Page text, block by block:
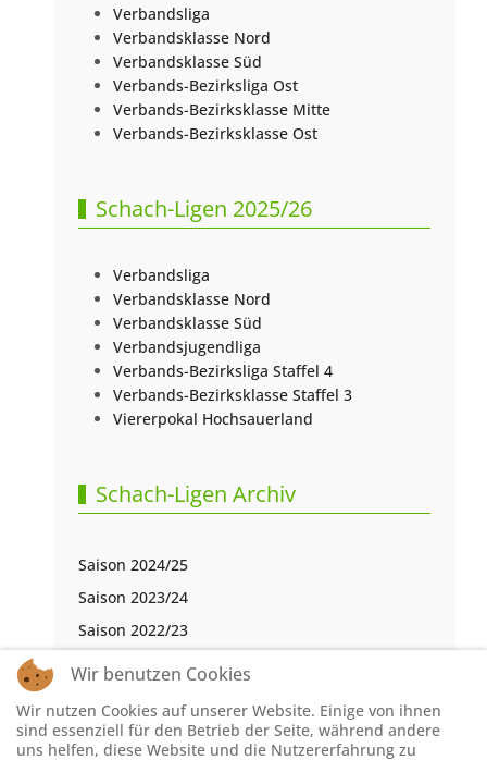
Verbandsliga
Verbandsklasse Nord
Verbandsklasse Süd
Verbands-Bezirksliga Ost
Verbands-Bezirksklasse Mitte
Verbands-Bezirksklasse Ost
Schach-Ligen 2025/26
Verbandsliga
Verbandsklasse Nord
Verbandsklasse Süd
Verbandsjugendliga
Verbands-Bezirksliga Staffel 4
Verbands-Bezirksklasse Staffel 3
Viererpokal Hochsauerland
Schach-Ligen Archiv
Saison 2024/25
Saison 2023/24
Saison 2022/23
Saison 2021/22
Saison 2019/20
Wir benutzen Cookies
Wir nutzen Cookies auf unserer Website. Einige von ihnen
sind essenziell für den Betrieb der Seite, während andere
uns helfen, diese Website und die Nutzererfahrung zu